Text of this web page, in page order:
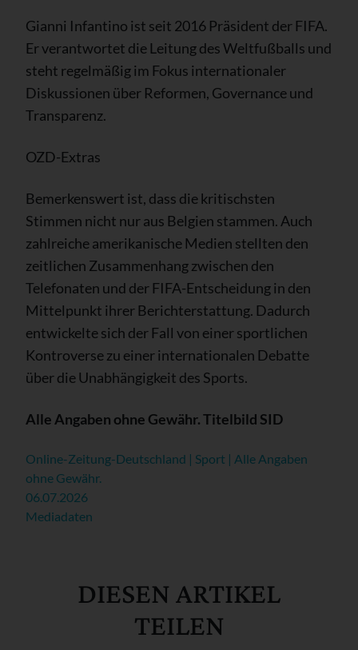
Gianni Infantino ist seit 2016 Präsident der FIFA.
Er verantwortet die Leitung des Weltfußballs und
steht regelmäßig im Fokus internationaler
Diskussionen über Reformen, Governance und
Transparenz.
OZD-Extras
Bemerkenswert ist, dass die kritischsten
Stimmen nicht nur aus Belgien stammen. Auch
zahlreiche amerikanische Medien stellten den
zeitlichen Zusammenhang zwischen den
Telefonaten und der FIFA-Entscheidung in den
Mittelpunkt ihrer Berichterstattung. Dadurch
entwickelte sich der Fall von einer sportlichen
Kontroverse zu einer internationalen Debatte
über die Unabhängigkeit des Sports.
Alle Angaben ohne Gewähr. Titelbild SID
Online-Zeitung-Deutschland | Sport | Alle Angaben
ohne Gewähr.
06.07.2026
Mediadaten
DIESEN ARTIKEL
TEILEN